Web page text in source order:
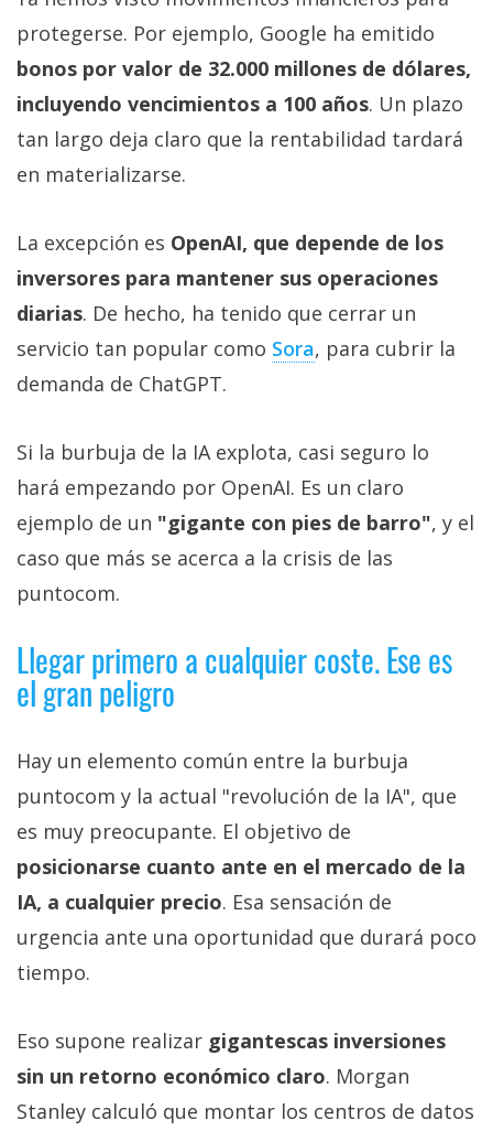
protegerse. Por ejemplo, Google ha emitido
bonos por valor de 32.000 millones de dólares,
incluyendo vencimientos a 100 años. Un plazo
tan largo deja claro que la rentabilidad tardará
en materializarse.
La excepción es OpenAI, que depende de los
inversores para mantener sus operaciones
diarias. De hecho, ha tenido que cerrar un
servicio tan popular como Sora‎, para cubrir la
demanda de ChatGPT.
Si la burbuja de la IA explota, casi seguro lo
hará empezando por OpenAI. Es un claro
ejemplo de un "gigante con pies de barro", y el
caso que más se acerca a la crisis de las
puntocom.
Llegar primero a cualquier coste. Ese es
el gran peligro
Hay un elemento común entre la burbuja
puntocom y la actual "revolución de la IA", que
es muy preocupante. El objetivo de
posicionarse cuanto ante en el mercado de la
IA, a cualquier precio. Esa sensación de
urgencia ante una oportunidad que durará poco
tiempo.
Eso supone realizar gigantescas inversiones
sin un retorno económico claro. Morgan
Stanley calculó que montar los centros de datos